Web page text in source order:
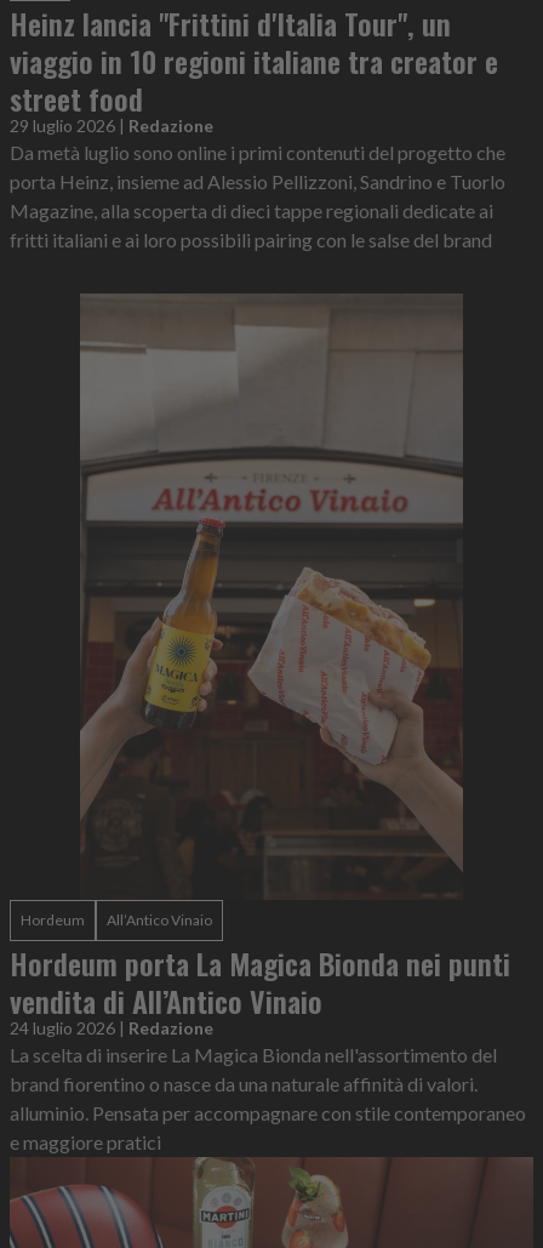
Heinz lancia "Frittini d'Italia Tour", un
viaggio in 10 regioni italiane tra creator e
street food
29 luglio 2026 | Redazione
Da metà luglio sono online i primi contenuti del progetto che
porta Heinz, insieme ad Alessio Pellizzoni, Sandrino e Tuorlo
Magazine, alla scoperta di dieci tappe regionali dedicate ai
fritti italiani e ai loro possibili pairing con le salse del brand
Hordeum All’Antico Vinaio
Hordeum porta La Magica Bionda nei punti
vendita di All’Antico Vinaio
24 luglio 2026 | Redazione
La scelta di inserire La Magica Bionda nell'assortimento del
brand fiorentino o nasce da una naturale affinità di valori.
alluminio. Pensata per accompagnare con stile contemporaneo
e maggiore pratici